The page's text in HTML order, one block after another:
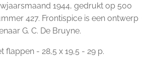
1944, gedrukt op 500
427. Frontispice is een ontwerp
G. C. De Bruyne.
flappen - 28,5 x 19,5 - 29 p.